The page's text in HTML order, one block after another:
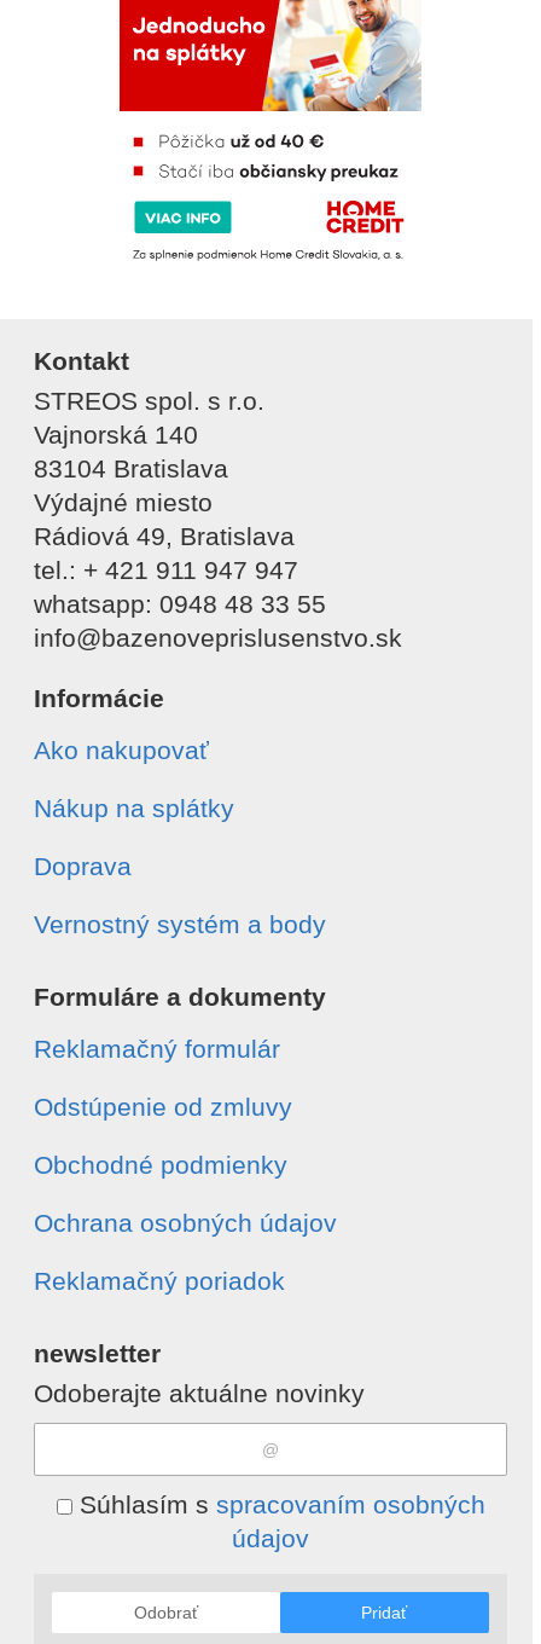
Kontakt
STREOS spol. s r.o.
Vajnorská 140
83104 Bratislava
Výdajné miesto
Rádiová 49, Bratislava
tel.: + 421 911 947 947
whatsapp: 0948 48 33 55
info@bazenoveprislusenstvo.sk
Informácie
Ako nakupovať
Nákup na splátky
Doprava
Vernostný systém a body
Formuláre a dokumenty
Reklamačný formulár
Odstúpenie od zmluvy
Obchodné podmienky
Ochrana osobných údajov
Reklamačný poriadok
newsletter
Odoberajte aktuálne novinky
Súhlasím s spracovaním osobných
údajov
Odobrať Pridať